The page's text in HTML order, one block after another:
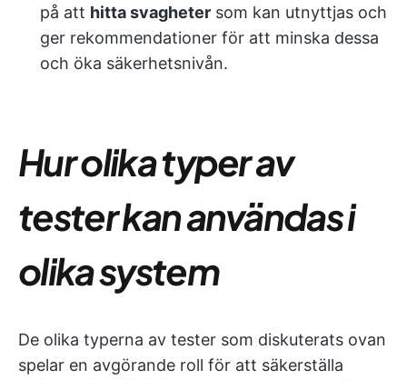
på att hitta svagheter som kan utnyttjas och
ger rekommendationer för att minska dessa
och öka säkerhetsnivån.
Hur olika typer av
tester kan användas i
olika system
De olika typerna av tester som diskuterats ovan
spelar en avgörande roll för att säkerställa